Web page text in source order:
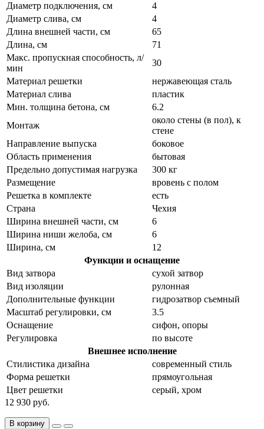
Диаметр подключения, см
4
Диаметр слива, см
4
Длина внешней части, см
65
Длина, см
71
Макс. пропускная способность, л/
мин
30
Материал решетки
нержавеющая сталь
Материал слива
пластик
Мин. толщина бетона, см
6.2
Монтаж
около стены (в пол), к
стене
Направление выпуска
боковое
Область применения
бытовая
Предельно допустимая нагрузка
300 кг
Размещение
вровень с полом
Решетка в комплекте
есть
Страна
Чехия
Ширина внешней части, см
6
Ширина ниши желоба, см
6
Ширина, см
12
Функции и оснащение
Вид затвора
сухой затвор
Вид изоляции
рулонная
Дополнительные функции
гидрозатвор съемный
Масштаб регулировки, см
3.5
Оснащение
сифон, опоры
Регулировка
по высоте
Внешнее исполнение
Стилистика дизайна
современный стиль
Форма решетки
прямоугольная
Цвет решетки
серый, хром
12 930 руб.
В корзину